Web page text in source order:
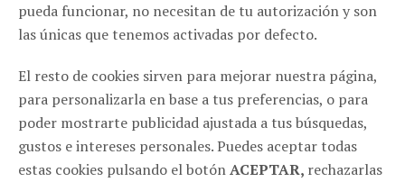
pueda funcionar, no necesitan de tu autorización y son
las únicas que tenemos activadas por defecto.
El resto de cookies sirven para mejorar nuestra página,
para personalizarla en base a tus preferencias, o para
poder mostrarte publicidad ajustada a tus búsquedas,
gustos e intereses personales. Puedes aceptar todas
estas cookies pulsando el botónACEPTAR, rechazarlas
976 116 271
info@haikucomunicacion.com
MADRID
C/ Santa Comba, 2 28008, Madrid (España)
651 604 824